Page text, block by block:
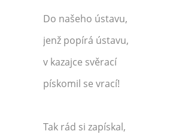
Do našeho ústavu,
jenž popírá ústavu,
v kazajce svěrací
pískomil se vrací!
Tak rád si zapískal,